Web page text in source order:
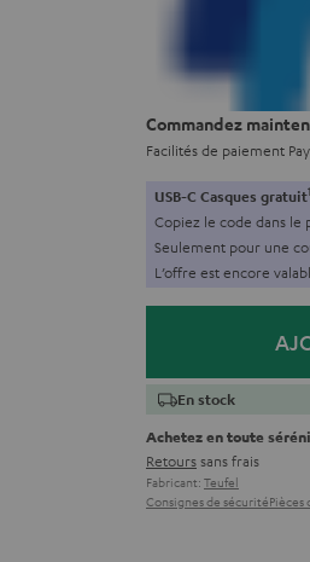
Commandez
Facilités de paiement
USB-C Casques gratuit1
Copiez le code dans le
Seulement pour une
L’offre est encore
En stock
Achetez en toute
Retourssans frais
Fabricant: Teufel
Consignes de sécuritéPièces